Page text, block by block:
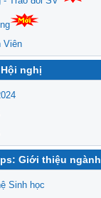
Viên
nghị
Giới thiệu ngành
Sinh học